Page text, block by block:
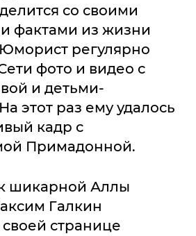
со своими
фактами из жизни
регулярно
фото и видео с
и детьми-
этот раз ему удалось
кадр с
Примадонной.
шикарной Аллы
Галкин
странице